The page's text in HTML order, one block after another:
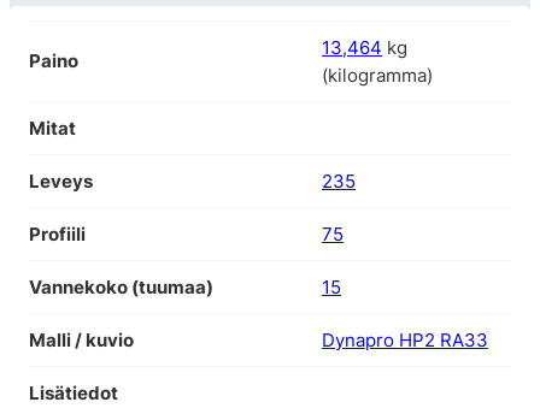
Paino
13,464 kg
(kilogramma)
Mitat
Leveys 235
Profiili 75
Vannekoko (tuumaa) 15
Malli / kuvio Dynapro HP2 RA33
Lisätiedot